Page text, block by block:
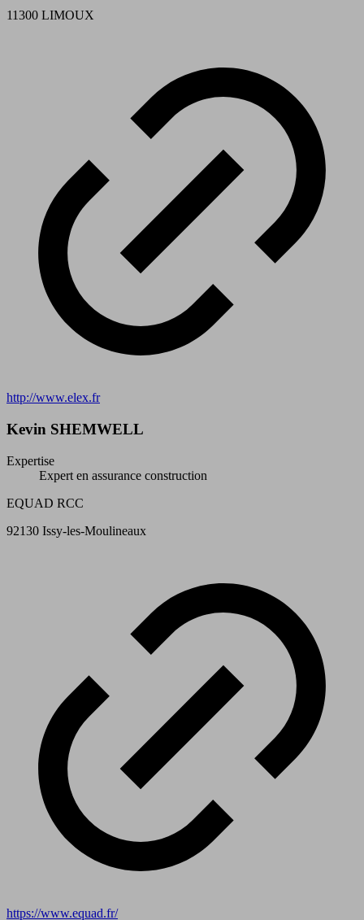
11300 LIMOUX
http://www.elex.fr
Kevin SHEMWELL
Expertise
Expert en assurance construction
EQUAD RCC
92130 Issy-les-Moulineaux
https://www.equad.fr/